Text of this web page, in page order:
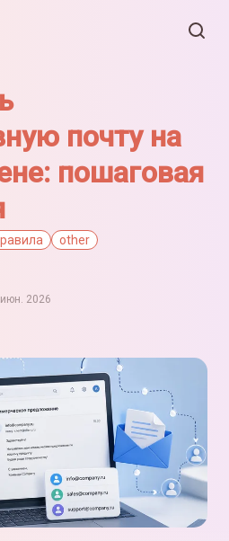
почту на
пошаговая
other
2026